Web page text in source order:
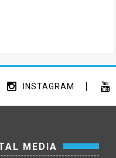
INSTAGRAM
MEDIA